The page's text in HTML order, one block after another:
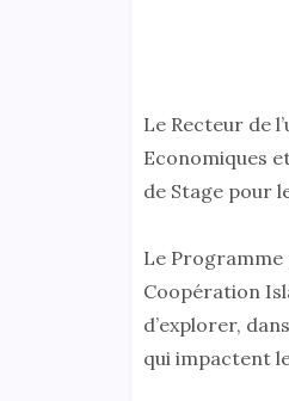
Le Recteur de
Economiques
de Stage pour
Le Programme
Coopération
d’explorer,
qui impactent